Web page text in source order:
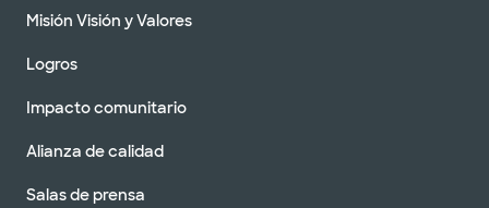
Misión Visión y Valores
Logros
Impacto comunitario
Alianza de calidad
Salas de prensa